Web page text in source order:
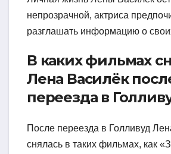
непрозрачной, актриса
разглашать информацию о
В каких фильмах
Лена Василёк
переезда в
После переезда в Голливуд
снялась в таких фильмах, как